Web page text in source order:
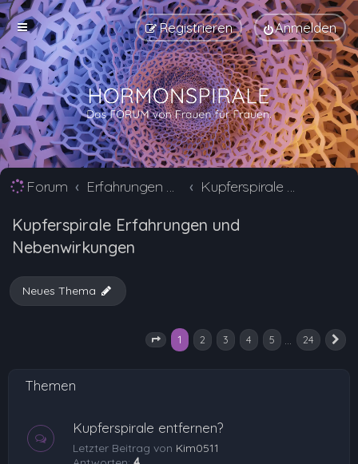
Anmelden
Registrieren
Forum Erfahrungen mit Verhütungsmittel Alternativen Kupferspirale Erfahrungen und Nebenwirkungen
Kupferspirale Erfahrungen und
Nebenwirkungen
Neues Thema
Seite von 24
1 2 3 4 5 24
Themen
Kupferspirale entfernen?
Letzter Beitrag von Kim0511